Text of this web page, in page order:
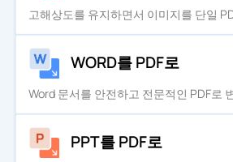
고해상도를 유지하면서 이미지를 단일
WORD를 PDF로
Word 문서를 안전하고 전문적인 PDF로
PPT를 PDF로